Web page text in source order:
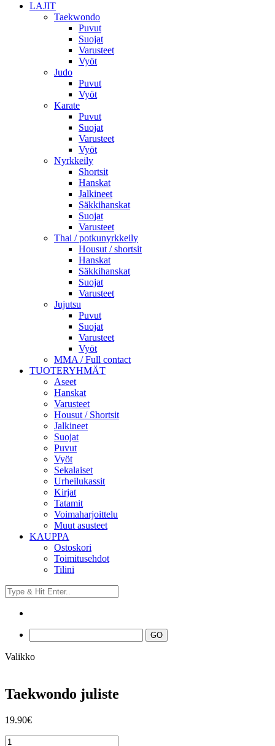
LAJIT
Taekwondo
Puvut
Suojat
Varusteet
Vyöt
Judo
Puvut
Vyöt
Karate
Puvut
Suojat
Varusteet
Vyöt
Nyrkkeily
Shortsit
Hanskat
Jalkineet
Säkkihanskat
Suojat
Varusteet
Thai / potkunyrkkeily
Housut / shortsit
Hanskat
Säkkihanskat
Suojat
Varusteet
Jujutsu
Puvut
Suojat
Varusteet
Vyöt
MMA / Full contact
TUOTERYHMÄT
Aseet
Hanskat
Varusteet
Housut / Shortsit
Jalkineet
Suojat
Puvut
Vyöt
Sekalaiset
Urheilukassit
Kirjat
Tatamit
Voimaharjoittelu
Muut asusteet
KAUPPA
Ostoskori
Toimitusehdot
Tilini
Valikko
Taekwondo juliste
19.90€
Taekwondo